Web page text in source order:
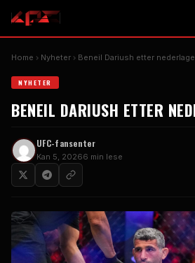
Home Nyheter Beneil Dariush etter
NYHETER
BENEIL DARIUSH ETTER
UFC-fansenter
Kan 5, 20266 min lese